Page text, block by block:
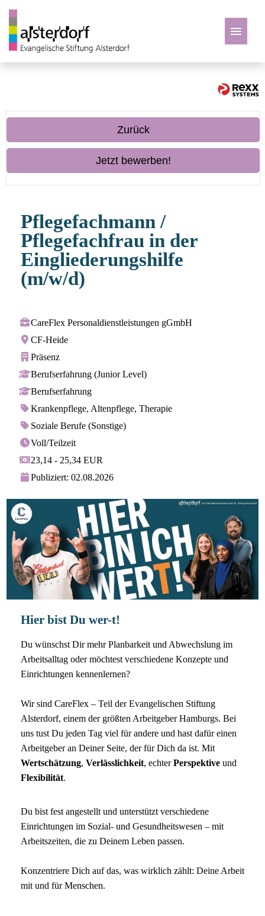
Zurück
Jetzt bewerben!
Pflegefachmann /
Pflegefachfrau in der
Eingliederungshilfe
(m/w/d)
CareFlex Personaldienstleistungen gGmbH
CF-Heide
Präsenz
Berufserfahrung (Junior Level)
Berufserfahrung
Krankenpflege, Altenpflege, Therapie
Soziale Berufe (Sonstige)
Voll/Teilzeit
23,14 - 25,34 EUR
Publiziert: 02.08.2026
Hier bist Du wer-t!
Du wünschst Dir mehr Planbarkeit und Abwechslung im
Arbeitsalltag oder möchtest verschiedene Konzepte und
Einrichtungen kennenlernen?
Wir sind CareFlex – Teil der Evangelischen Stiftung
Alsterdorf, einem der größten Arbeitgeber Hamburgs. Bei
uns tust Du jeden Tag viel für andere und hast dafür einen
Arbeitgeber an Deiner Seite, der für Dich da ist. Mit
Wertschätzung, Verlässlichkeit, echterPerspektive und
Flexibilität.
Du bist fest angestellt und unterstützt verschiedene
Einrichtungen im Sozial- und Gesundheitswesen – mit
Arbeitszeiten, die zu Deinem Leben passen.
Konzentriere Dich auf das, was wirklich zählt: Deine Arbeit
mit und für Menschen.